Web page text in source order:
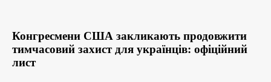
Конгресмени США закликають продовжити
тимчасовий захист для українців: офіційний
лист